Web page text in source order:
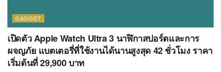
GADGET
เปิดตัว Apple Watch Ultra 3 นาฬิกาสปอร์ตและการ
ผจญภัย แบตเตอรี่ที่ใช้งานได้นานสูงสุด 42 ชั่วโมง ราคา
เริ่มต้นที่ 29,900 บาท